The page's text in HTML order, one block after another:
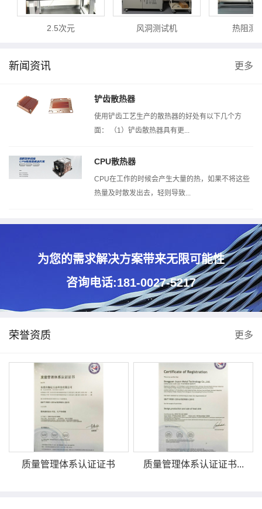
2.5次元 风洞测试机 热阻测试
新闻资讯 更多
铲齿散热器
使用铲齿工艺生产的散热器的好处有以下几个方
面： （1）铲齿散热器具有更...
CPU散热器
CPU在工作的时候会产生大量的热，如果不将这些
热量及时散发出去，轻则导致...
为您的需求解决方案带来无限可能性
咨询电话:181-0027-5217
荣誉资质 更多
质量管理体系认证证书 质量管理体系认证证书...